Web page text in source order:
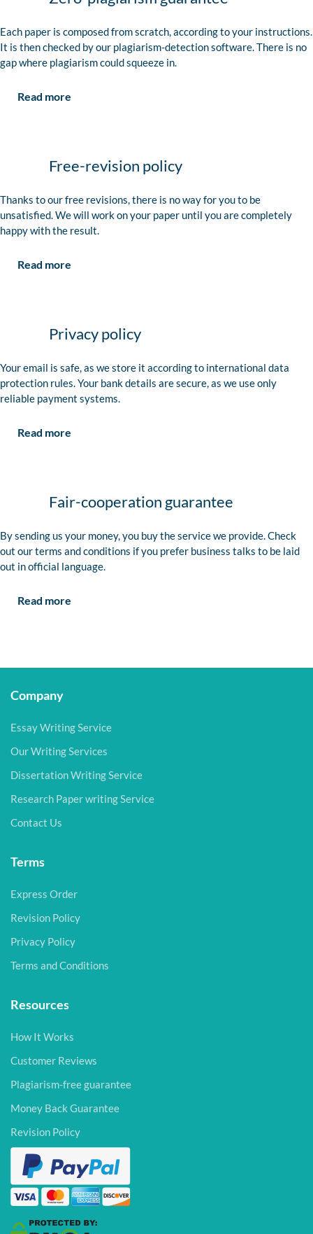
Each paper is composed from scratch, according to your instructions.
It is then checked by our plagiarism-detection software. There is no
gap where plagiarism could squeeze in.
Read more
Free-revision policy
Thanks to our free revisions, there is no way for you to be
unsatisfied. We will work on your paper until you are completely
happy with the result.
Read more
Privacy policy
Your email is safe, as we store it according to international data
protection rules. Your bank details are secure, as we use only
reliable payment systems.
Read more
Fair-cooperation guarantee
By sending us your money, you buy the service we provide. Check
out our terms and conditions if you prefer business talks to be laid
out in official language.
Read more
Company
Essay Writing Service
Our Writing Services
Dissertation Writing Service
Research Paper writing Service
Contact Us
Terms
Express Order
Revision Policy
Privacy Policy
Terms and Conditions
Resources
How It Works
Customer Reviews
Plagiarism-free guarantee
Money Back Guarantee
Revision Policy